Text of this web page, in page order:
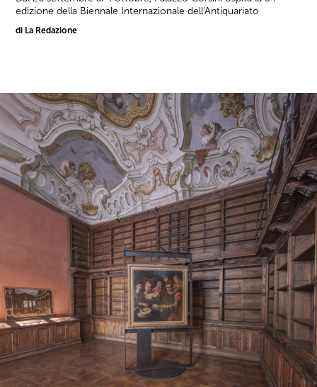
edizione della Biennale Internazionale dell'Antiquariato
di La Redazione